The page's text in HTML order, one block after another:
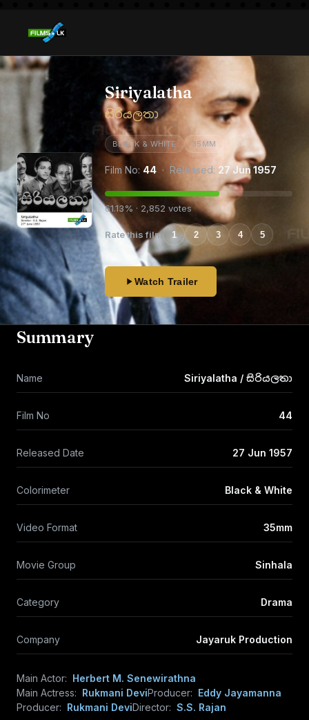
Siriyalatha
සිරියලතා
BLACK & WHITE 35MM
Film No: 44 · Released: 27 Jun 1957
61.13% · 2,852 votes
Rate this film 1 2 3 4 5
Watch Trailer
Summary
Name Siriyalatha / සිරියලතා
Film No 44
Released Date 27 Jun 1957
Colorimeter Black & White
Video Format 35mm
Movie Group Sinhala
Category Drama
Company Jayaruk Production
Main Actor: Herbert M. Senewirathna
Main Actress: Rukmani DeviProducer: Eddy Jayamanna
Producer: Rukmani DeviDirector: S.S. Rajan